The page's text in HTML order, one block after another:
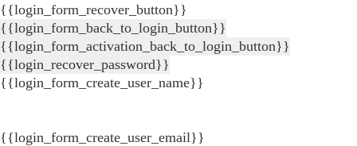
{{login_form_recover_button}}
{{login_form_back_to_login_button}}
{{login_form_activation_back_to_login_button}}
{{login_recover_password}}
{{login_form_create_user_name}}
{{login_form_create_user_email}}